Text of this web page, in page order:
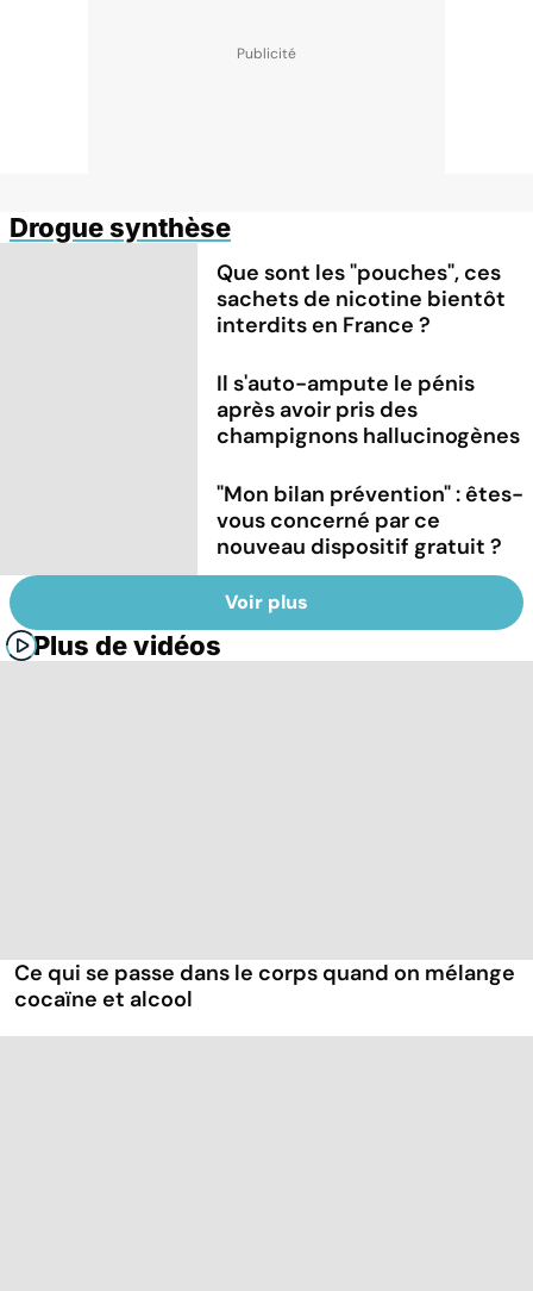
Drogue synthèse
Que sont les "pouches", ces
sachets de nicotine bientôt
interdits en France ?
Il s'auto-ampute le pénis
après avoir pris des
champignons hallucinogènes
"Mon bilan prévention" : êtes-
vous concerné par ce
nouveau dispositif gratuit ?
Voir plus
Plus de vidéos
Ce qui se passe dans le corps quand on mélange
cocaïne et alcool